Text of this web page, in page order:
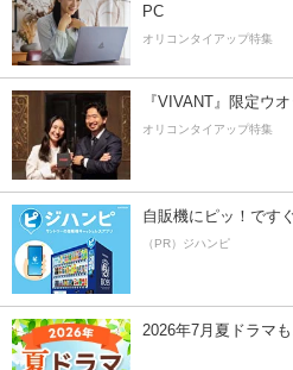
PC
オリコンタイアップ特集
『VIVANT』限定ウ
オリコンタイアップ特集
自販機にピッ！です
（PR）ジハンピ
2026年7月夏ドラマ